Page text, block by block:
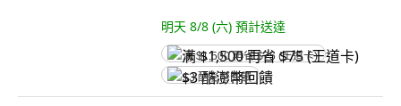
明天 8/8 (六) 預計送達
满 $1,500 再省 $75 (王道卡)
$3 酷澎幣回饋